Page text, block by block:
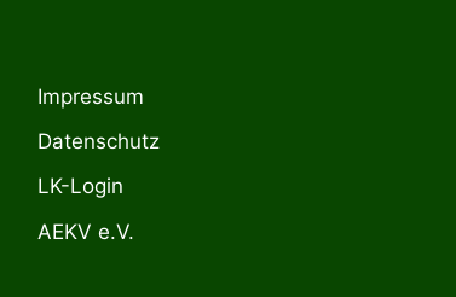
Impressum
Datenschutz
LK-Login
AEKV e.V.